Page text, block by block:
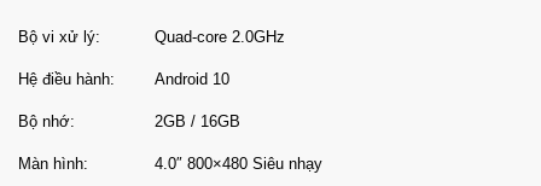
Bộ vi xử lý: Quad-core 2.0GHz
Hệ điều hành: Android 10
Bộ nhớ: 2GB / 16GB
Màn hình: 4.0″ 800×480 Siêu nhạy